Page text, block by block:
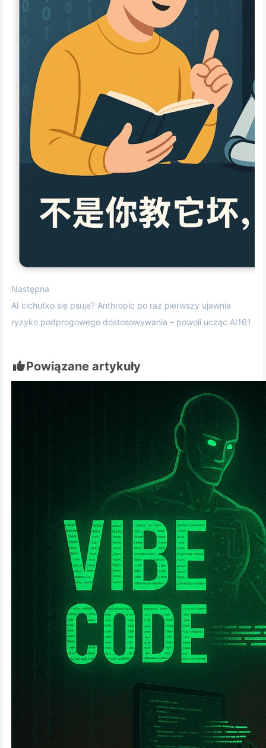
Następna
AI cichutko się psuje? Anthropic po raz pierwszy ujawnia
ryzyko podprogowego dostosowywania – powoli ucząc AI161
Powiązane artykuły